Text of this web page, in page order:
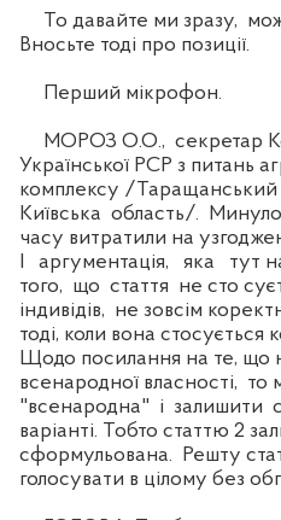
То давайте ми зразу,
Вносьте тоді про позиції.
Перший мікрофон.
МОРОЗ О.О., секретар
Української РСР з питань
комплексу /
Київська область/.
часу витратили на
І аргументація, яка тут
того, що стаття не сто
індивідів, не зовсім
тоді, коли вона стосується
Щодо посилання на те, що
всенародної власності,
"всенародна" і залишити
варіанті. Тобто статтю 2
сформульована. Решту
голосувати в цілому без